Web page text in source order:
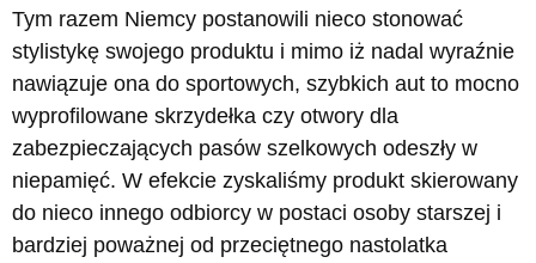
Tym razem Niemcy postanowili nieco stonować
stylistykę swojego produktu i mimo iż nadal wyraźnie
nawiązuje ona do sportowych, szybkich aut to mocno
wyprofilowane skrzydełka czy otwory dla
zabezpieczających pasów szelkowych odeszły w
niepamięć. W efekcie zyskaliśmy produkt skierowany
do nieco innego odbiorcy w postaci osoby starszej i
bardziej poważnej od przeciętnego nastolatka